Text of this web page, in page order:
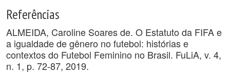
Referências
ALMEIDA, Caroline Soares de. O Estatuto da FIFA e
a igualdade de gênero no futebol: histórias e
contextos do Futebol Feminino no Brasil. FuLiA, v. 4,
n. 1, p. 72-87, 2019.